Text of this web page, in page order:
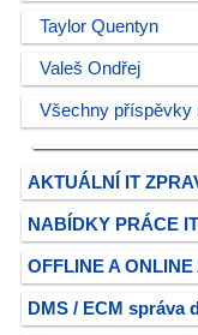
Taylor Quentyn
Valeš Ondřej
Všechny příspěvky
AKTUÁLNÍ IT
NABÍDKY PRÁCE
OFFLINE A ONLINE
DMS / ECM správa